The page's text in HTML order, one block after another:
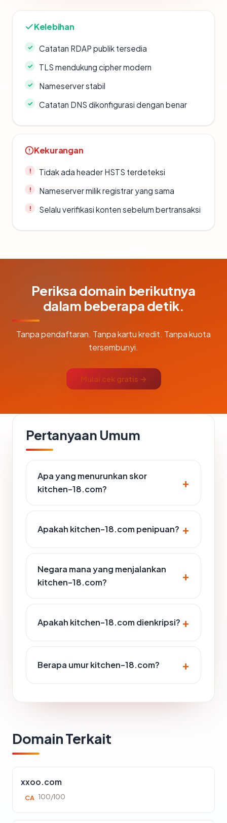
Kelebihan
Catatan RDAP publik tersedia
TLS mendukung cipher modern
Nameserver stabil
Catatan DNS dikonfigurasi dengan benar
Kekurangan
Tidak ada header HSTS terdeteksi
Nameserver milik registrar yang sama
Selalu verifikasi konten sebelum bertransaksi
Periksa domain berikutnya
dalam beberapa detik.
Tanpa pendaftaran. Tanpa kartu kredit. Tanpa kuota
tersembunyi.
Mulai cek gratis →
Pertanyaan Umum
Apa yang menurunkan skor
kitchen-18.com?
Apakah kitchen-18.com penipuan?
Negara mana yang menjalankan
kitchen-18.com?
Apakah kitchen-18.com dienkripsi?
Berapa umur kitchen-18.com?
Domain Terkait
xxoo.com
CA 100/100